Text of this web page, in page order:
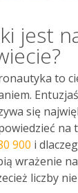
jest
to
się
na
900 i
wrażenie
liczby nie